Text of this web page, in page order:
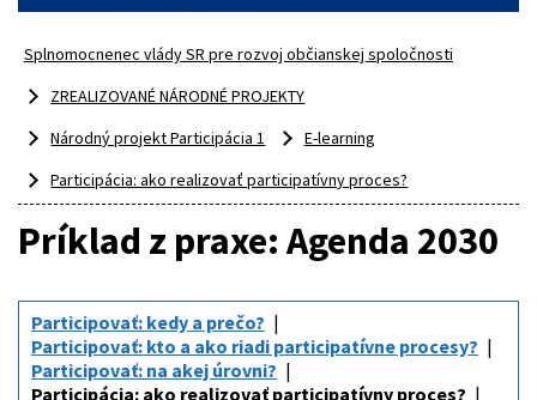
Splnomocnenec vlády SR pre rozvoj občianskej spoločnosti
ZREALIZOVANÉ NÁRODNÉ PROJEKTY
Národný projekt Participácia 1
E-learning
Participácia: ako realizovať participatívny proces?
Príklad z praxe: Agenda 2030
Participovať: kedy a prečo?
Participovať: kto a ako riadi participatívne procesy?
Participovať: na akej úrovni?
Participácia: ako realizovať participatívny proces?